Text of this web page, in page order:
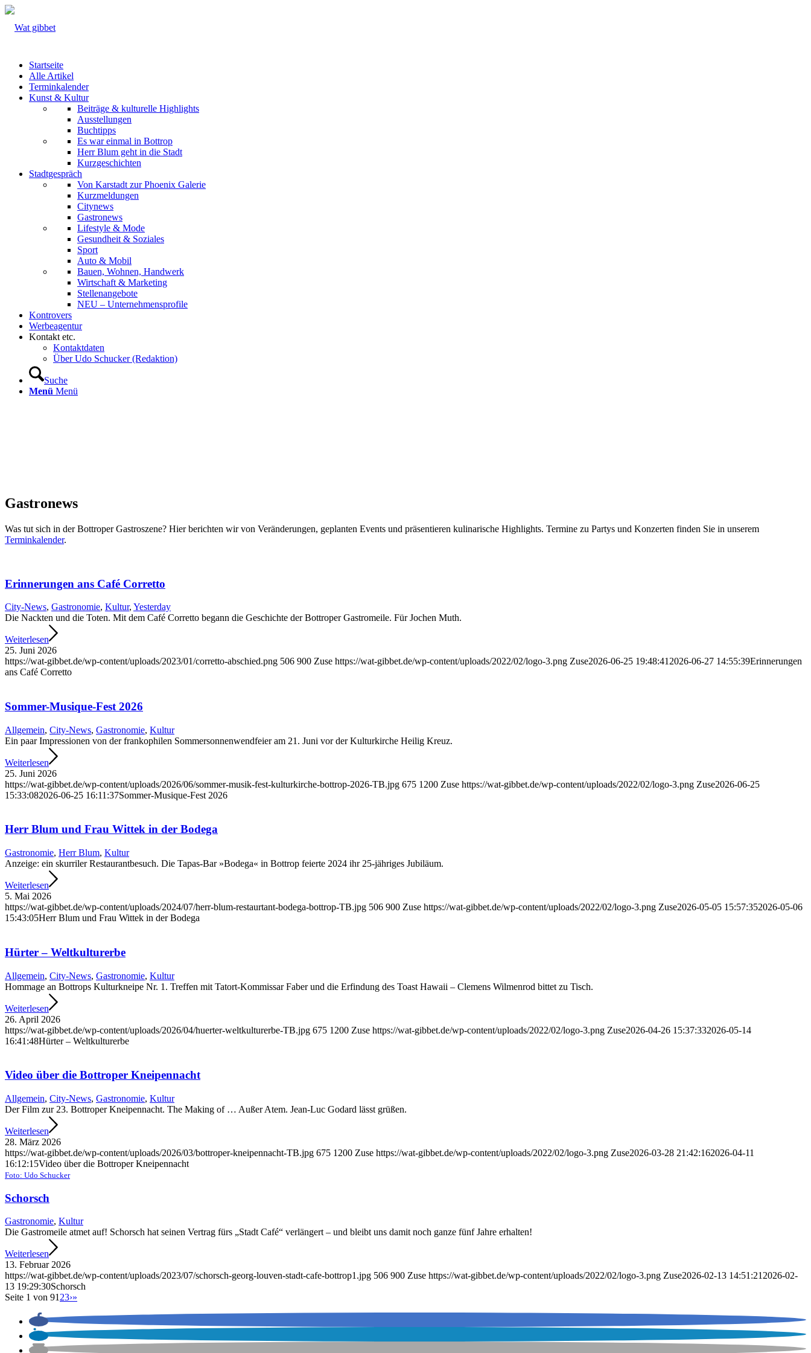
Startseite
Alle Artikel
Terminkalender
Kunst & Kultur
Beiträge & kulturelle Highlights
Ausstellungen
Buchtipps
Es war einmal in Bottrop
Herr Blum geht in die Stadt
Kurzgeschichten
Stadtgespräch
Von Karstadt zur Phoenix Galerie
Kurzmeldungen
Citynews
Gastronews
Lifestyle & Mode
Gesundheit & Soziales
Sport
Auto & Mobil
Bauen, Wohnen, Handwerk
Wirtschaft & Marketing
Stellenangebote
NEU – Unternehmens­profile
Kontrovers
Werbeagentur
Kontakt etc.
Kontaktdaten
Über Udo Schucker (Redaktion)
Suche
Menü Menü
Gastronews
Was tut sich in der Bottroper Gastroszene? Hier berichten wir von Veränderungen, geplanten Events und präsentieren kulinarische Highlights. Termine zu Partys und Konzerten finden Sie in unserem
Terminkalender.
Erinnerungen ans Café Corretto
City-News, Gastronomie, Kultur, Yesterday
Die Nackten und die Toten. Mit dem Café Corretto begann die Geschichte der Bottroper Gastromeile. Für Jochen Muth.
Weiterlesen
25. Juni 2026
https://wat-gibbet.de/wp-content/uploads/2023/01/corretto-abschied.png 506 900 Zuse https://wat-gibbet.de/wp-content/uploads/2022/02/logo-3.png Zuse2026-06-25 19:48:41 2026-06-27 14:55:39Erinnerungen
ans Café Corretto
Sommer-Musique-Fest 2026
Allgemein, City-News, Gastronomie, Kultur
Ein paar Impressionen von der frankophilen Sommersonnen­wendfeier am 21. Juni vor der Kulturkirche Heilig Kreuz.
Weiterlesen
25. Juni 2026
https://wat-gibbet.de/wp-content/uploads/2026/06/sommer-musik-fest-kulturkirche-bottrop-2026-TB.jpg 675 1200 Zuse https://wat-gibbet.de/wp-content/uploads/2022/02/logo-3.png Zuse2026-06-25
15:33:082026-06-25 16:11:37Sommer-Musique-Fest 2026
Herr Blum und Frau Wittek in der Bodega
Gastronomie, Herr Blum, Kultur
Anzeige: ein skurriler Restaurantbesuch. Die Tapas-Bar »Bodega« in Bottrop feierte 2024 ihr 25-jähriges Jubiläum.
Weiterlesen
5. Mai 2026
https://wat-gibbet.de/wp-content/uploads/2024/07/herr-blum-restaurtant-bodega-bottrop-TB.jpg 506 900 Zuse https://wat-gibbet.de/wp-content/uploads/2022/02/logo-3.png Zuse2026-05-05 15:57:352026-05-06
15:43:05Herr Blum und Frau Wittek in der Bodega
Hürter – Weltkulturerbe
Allgemein, City-News, Gastronomie, Kultur
Hommage an Bottrops Kulturkneipe Nr. 1. Treffen mit Tatort-Kommissar Faber und die Erfindung des Toast Hawaii – Clemens Wilmenrod bittet zu Tisch.
Weiterlesen
26. April 2026
https://wat-gibbet.de/wp-content/uploads/2026/04/huerter-weltkulturerbe-TB.jpg 675 1200 Zuse https://wat-gibbet.de/wp-content/uploads/2022/02/logo-3.png Zuse2026-04-26 15:37:332026-05-14
16:41:48Hürter – Weltkulturerbe
Video über die Bottroper Kneipennacht
Allgemein, City-News, Gastronomie, Kultur
Der Film zur 23. Bottroper Kneipennacht. The Making of … Außer Atem. Jean-Luc Godard lässt grüßen.
Weiterlesen
28. März 2026
https://wat-gibbet.de/wp-content/uploads/2026/03/bottroper-kneipennacht-TB.jpg 675 1200 Zuse https://wat-gibbet.de/wp-content/uploads/2022/02/logo-3.png Zuse2026-03-28 21:42:162026-04-11
16:12:15Video über die Bottroper Kneipennacht
Foto: Udo Schucker
Schorsch
Gastronomie, Kultur
Die Gastromeile atmet auf! Schorsch hat seinen Vertrag fürs „Stadt Café“ verlängert – und bleibt uns damit noch ganze fünf Jahre erhalten!
Weiterlesen
13. Februar 2026
https://wat-gibbet.de/wp-content/uploads/2023/07/schorsch-georg-louven-stadt-cafe-bottrop1.jpg 506 900 Zuse https://wat-gibbet.de/wp-content/uploads/2022/02/logo-3.png Zuse2026-02-13 14:51:212026-02-
13 19:29:30Schorsch
Seite 1 von 9123›»